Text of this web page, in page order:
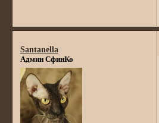
Santanella
Админ СфинКо